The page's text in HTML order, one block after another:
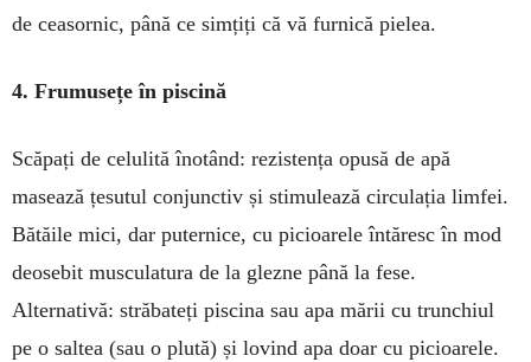
de ceasornic, până ce simțiți că vă furnică pielea.
4. Frumusețe în piscină
Scăpați de celulită înotând: rezistența opusă de apă
masează țesutul conjunctiv și stimulează circulația limfei.
Bătăile mici, dar puternice, cu picioarele întăresc în mod
deosebit musculatura de la glezne până la fese.
Alternativă: străbateți piscina sau apa mării cu trunchiul
pe o saltea (sau o plută) și lovind apa doar cu picioarele.